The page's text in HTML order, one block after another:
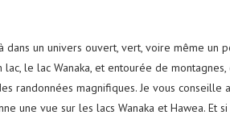
dans un univers ouvert, vert, voire même un
le lac Wanaka, et entourée de
randonnées magnifiques. Je vous conseille
une vue sur les lacs Wanaka et Hawea. Et